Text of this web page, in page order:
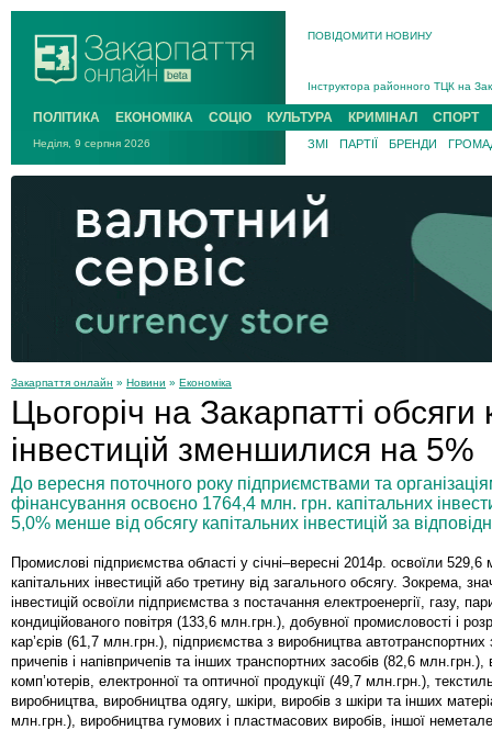
ПОВІДОМИТИ НОВИНУ
Інструктора районного ТЦК на
В Ужгороді попрощаються із
В Ужгороді 5 серпня
Підтвердили загибель
На війні з рф поліг військовий з
На війні загинув 26-річний
ПОЛІТИКА ЕКОНОМІКА СОЦІО КУЛЬТУРА КРИМІНАЛ СПОРТ
Неділя, 9 серпня 2026 ЗМІ ПАРТІЇ БРЕНДИ
Закарпаття онлайн » Новини » Економіка
Цьогоріч на Закарпатті обсяги
інвестицій зменшилися на 5%
До вересня поточного року підприємствами та
фінансування освоєно 1764,4 млн. грн. капітальних
5,0% менше від обсягу капітальних інвестицій за
Промислові підприємства області у січні–вересні 2014р. освоїли 529,6
капітальних інвестицій або третину від загального обсягу. Зокрема,
інвестицій освоїли підприємства з постачання електроенергії, газу,
кондиційованого повітря (133,6 млн.грн.), добувної промисловості і
кар’єрів (61,7 млн.грн.), підприємства з виробництва автотранспортних
причепів і напівпричепів та інших транспортних засобів (82,6 млн.грн.),
комп’ютерів, електронної та оптичної продукції (49,7 млн.грн.),
виробництва, виробництва одягу, шкіри, виробів з шкіри та інших
млн.грн.), виробництва гумових і пластмасових виробів, іншої